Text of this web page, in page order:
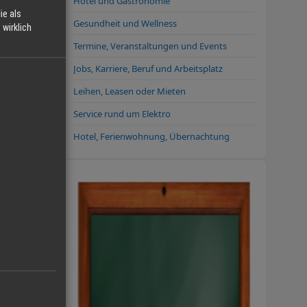
die
Gesundheit und Wellness
Termine, Veranstaltungen und Events
Jobs, Karriere, Beruf und Arbeitsplatz
Leihen, Leasen oder Mieten
Service rund um Elektro
Hotel, Ferienwohnung, Übernachtung
als